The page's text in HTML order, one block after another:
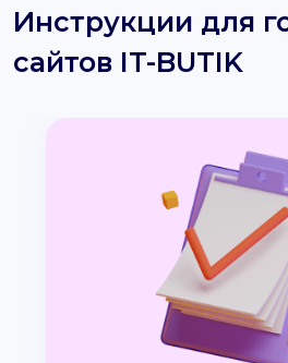
Инструкции для
сайтов IT-BUTIK